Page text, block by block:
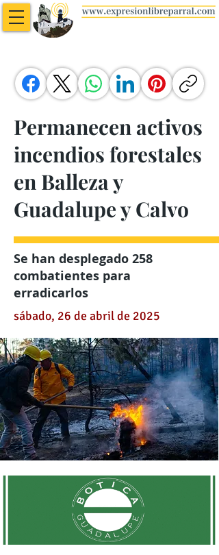
Permanecen activos
incendios forestales
en Balleza y
Guadalupe y Calvo
Se han desplegado 258
combatientes para
erradicarlos
sábado, 26 de abril de 2025